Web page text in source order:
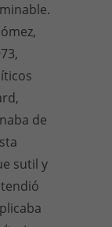
de
sutil y